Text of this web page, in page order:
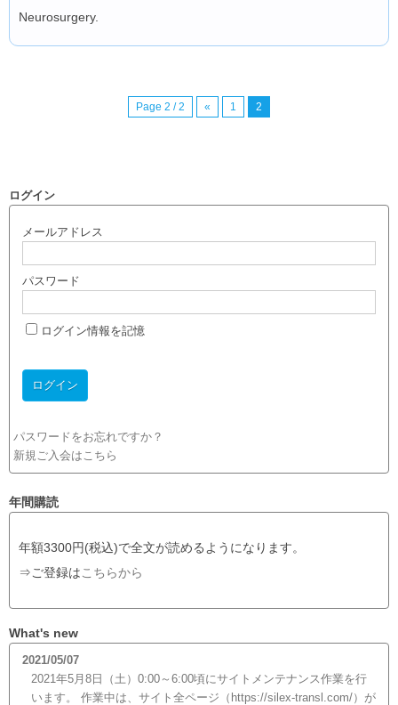
Neurosurgery.
Page 2 / 2 « 1 2
ログイン
メールアドレス
パスワード
ログイン情報を記憶
パスワードをお忘れですか？
新規ご入会はこちら
年間購読
年額3300円(税込)で全文が読めるようになります。
⇒ご登録は こちらから
What's new
2021/05/07
2021年5月8日（土）0:00～6:00頃にサイトメンテナンス作業を行
います。 作業中は、サイト全ページ（https://silex-transl.com/）が